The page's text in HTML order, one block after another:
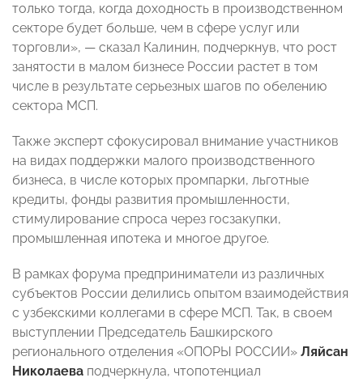
только тогда, когда доходность в производственном
секторе будет больше, чем в сфере услуг или
торговли», — сказал Калинин, подчеркнув, что рост
занятости в малом бизнесе России растет в том
числе в результате серьезных шагов по обелению
сектора МСП.
Также эксперт сфокусировал внимание участников
на видах поддержки малого производственного
бизнеса, в числе которых промпарки, льготные
кредиты, фонды развития промышленности,
стимулирование спроса через госзакупки,
промышленная ипотека и многое другое.
В рамках форума предприниматели из различных
субъектов России делились опытом взаимодействия
с узбекскими коллегами в сфере МСП. Так, в своем
выступлении Председатель Башкирского
регионального отделения «ОПОРЫ РОССИИ» Ляйсан
Николаева подчеркнула, чтопотенциал